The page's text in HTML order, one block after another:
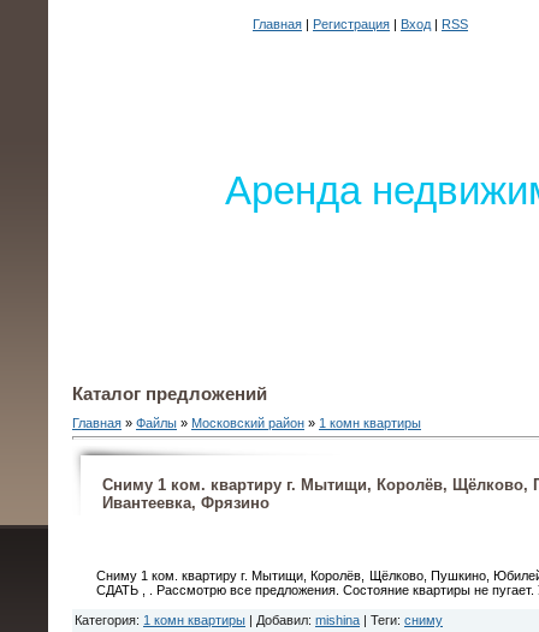
Главная | Регистрация | Вход | RSS
Аренда
Каталог предложений
Главная » Файлы » Московский район » 1 комн квартиры
Сниму 1 ком. квартиру г. Мытищи, Королёв,
Ивантеевка, Фрязино
Сниму 1 ком. квартиру г. Мытищи, Королёв, Щёлково, Пушкино,
СДАТЬ , . Рассмотрю все предложения. Состояние квартиры не
Категория: 1 комн квартиры Добавил: mishina Теги: сниму